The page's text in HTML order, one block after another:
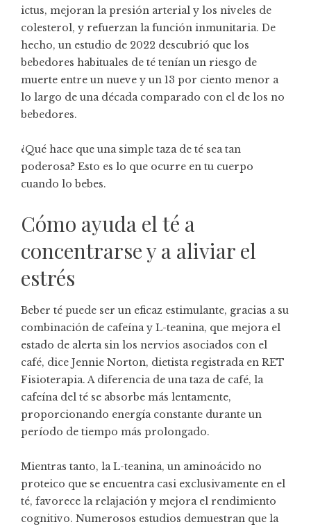
ictus, mejoran la presión arterial y los niveles de
colesterol, y refuerzan la función inmunitaria. De
hecho, un estudio de 2022 descubrió que los
bebedores habituales de té tenían un riesgo de
muerte entre un nueve y un 13 por ciento menor a
lo largo de una década comparado con el de los no
bebedores.
¿Qué hace que una simple taza de té sea tan
poderosa? Esto es lo que ocurre en tu cuerpo
cuando lo bebes.
Cómo ayuda el té a
concentrarse y a aliviar el
estrés
Beber té puede ser un eficaz estimulante, gracias a su
combinación de cafeína y L-teanina, que mejora el
estado de alerta sin los nervios asociados con el
café, dice Jennie Norton, dietista registrada en RET
Fisioterapia. A diferencia de una taza de café, la
cafeína del té se absorbe más lentamente,
proporcionando energía constante durante un
período de tiempo más prolongado.
Mientras tanto, la L-teanina, un aminoácido no
proteico que se encuentra casi exclusivamente en el
té, favorece la relajación y mejora el rendimiento
cognitivo. Numerosos estudios demuestran que la